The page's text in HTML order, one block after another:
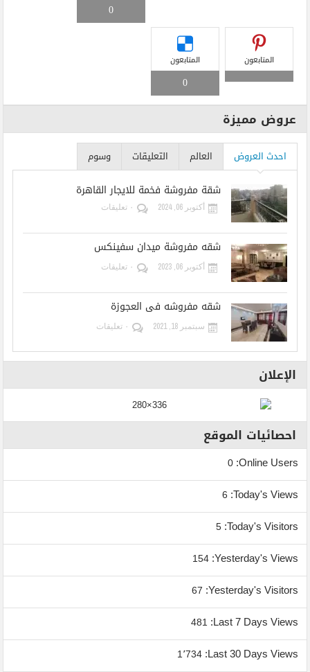
0
المتابعون المتابعون
0
عروض مميزة
احدث العروض العالم التعليقات وسوم
شقة مفروشة فخمة للايجار القاهرة
أكتوبر 06, 2024 ٠ تعليقات
شقه مفروشة ميدان سفينكس
أكتوبر 06, 2023 ٠ تعليقات
شقه مفروشه فى العجوزة
سبتمبر 18, 2021 ٠ تعليقات
الإعلان
احصائيات الموقع
Online Users:
0
Today's Views:
6
Today's Visitors:
5
Yesterday's Views:
154
Yesterday's Visitors:
67
Last 7 Days Views:
481
Last 30 Days Views: 1٬734